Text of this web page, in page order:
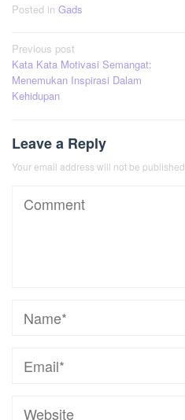
Posted in Gads
Post
navigation
Previous post
Kata Kata Motivasi Semangat:
Menemukan Inspirasi Dalam
Kehidupan
Leave a Reply
Your email address will not be published.